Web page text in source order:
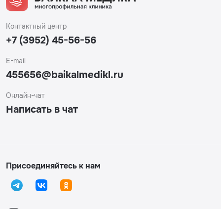
Контактный центр
+7 (3952) 45-56-56
E-mail
455656@baikalmedikl.ru
Онлайн-чат
Написать в чат
Присоединяйтесь к нам